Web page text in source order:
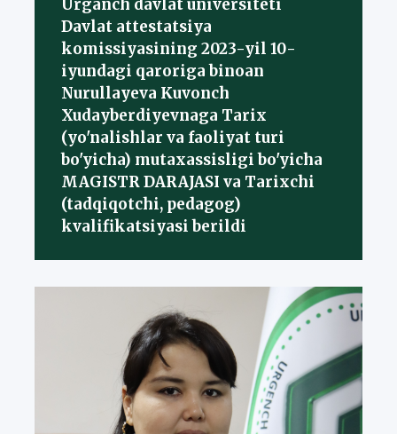
Urganch davlat universiteti
Davlat attestatsiya
komissiyasining 2023-yil 10-
iyundagi qaroriga binoan
Nurullayeva Kuvonch
Xudayberdiyevnaga Tarix
(yo'nalishlar va faoliyat turi
bo'yicha) mutaxassisligi bo'yicha
MAGISTR DARAJASI va Tarixchi
(tadqiqotchi, pedagog)
kvalifikatsiyasi berildi